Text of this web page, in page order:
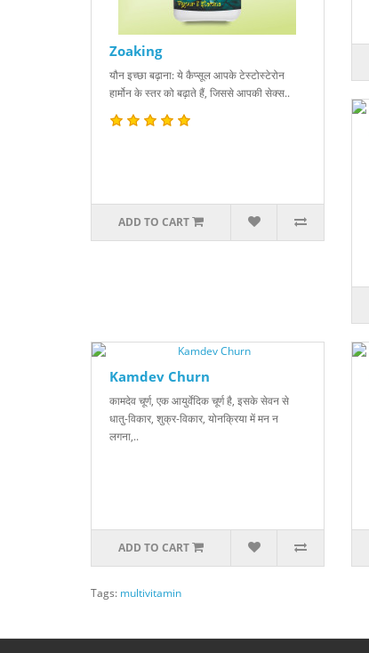
Zoaking
यौन इच्छा बढ़ाना: ये कैप्सूल आपके टेस्टोस्टेरोन
हार्मोन के स्तर को बढ़ाते हैं, जिससे आपकी सेक्स..
ADD TO CART
Kamdev Churn
कामदेव चूर्ण, एक आयुर्वेदिक चूर्ण है, इसके सेवन से
धातु-विकार, शुक्र-विकार, योनक्रिया में मन न
लगना,..
ADD TO CART
Tags: multivitamin